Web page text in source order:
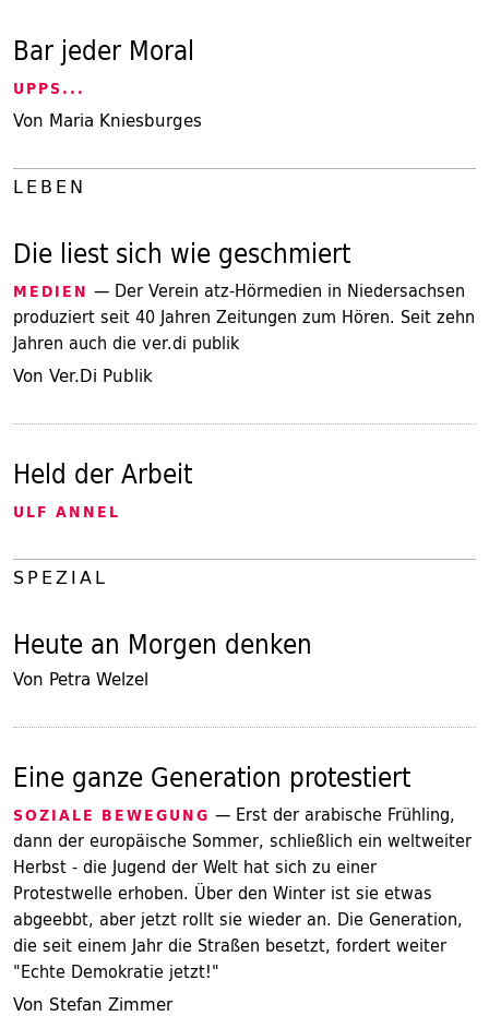
Bar jeder Moral
UPPS...
Von Maria Kniesburges
LEBEN
Die liest sich wie geschmiert
MEDIEN — Der Verein atz-Hörmedien in Niedersachsen
produziert seit 40 Jahren Zeitungen zum Hören. Seit zehn
Jahren auch die ver.di publik
Von Ver.Di Publik
Held der Arbeit
ULF ANNEL
SPEZIAL
Heute an Morgen denken
Von Petra Welzel
Eine ganze Generation protestiert
SOZIALE BEWEGUNG — Erst der arabische Frühling,
dann der europäische Sommer, schließlich ein weltweiter
Herbst - die Jugend der Welt hat sich zu einer
Protestwelle erhoben. Über den Winter ist sie etwas
abgeebbt, aber jetzt rollt sie wieder an. Die Generation,
die seit einem Jahr die Straßen besetzt, fordert weiter
"Echte Demokratie jetzt!"
Von Stefan Zimmer